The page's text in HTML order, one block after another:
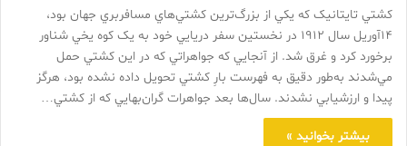
کشتي تايتانيک که يکي از بزرگ‌ترين کشتي‌هاي مسافربري جهان بود،
14آوريل سال 1912 در نخستين سفر دريايي خود به يک کوه يخي شناور
برخورد کرد و غرق شد. از آنجايي ‌که جواهراتي که در اين کشتي حمل
مي‌شدند به‌طور دقيق به فهرست بارِ کشتي تحويل داده نشده بود، هرگز
پيدا و ارزشيابي نشدند. سال‌ها بعد جواهرات گران‌بهايي که از کشتي…
بیشتر بخوانید »